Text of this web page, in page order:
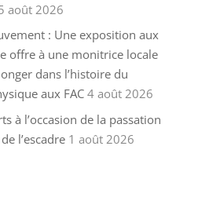
août 2026
: Une exposition aux
offre à une monitrice locale
dans l’histoire du
aux FAC 4 août 2026
à l’occasion de la passation
l’escadre 1 août 2026